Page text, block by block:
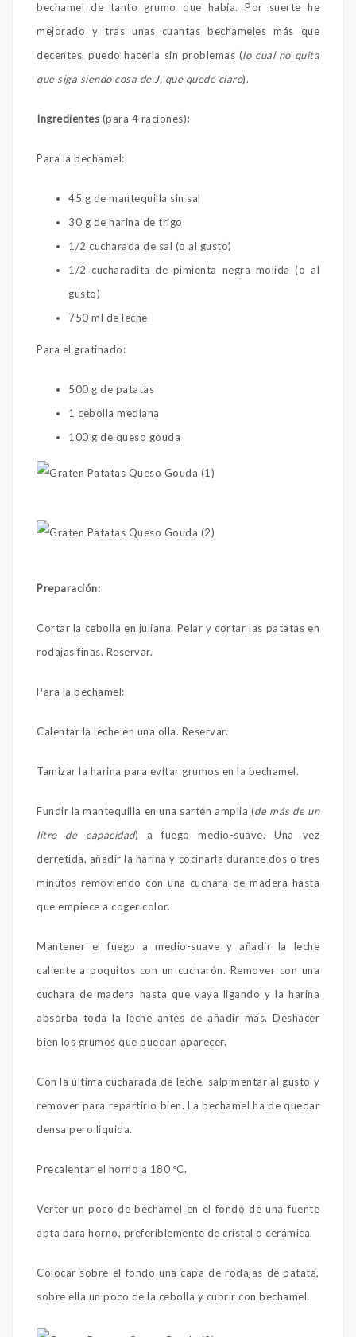
bechamel de tanto grumo que había. Por suerte he
mejorado y tras unas cuantas bechameles más que
decentes, puedo hacerla sin problemas (lo cual no quita
que siga siendo cosa de J, que quede claro).
Ingredientes (para 4 raciones):
Para la bechamel:
45 g de mantequilla sin sal
30 g de harina de trigo
1/2 cucharada de sal (o al gusto)
1/2 cucharadita de pimienta negra molida (o al
gusto)
750 ml de leche
Para el gratinado:
500 g de patatas
1 cebolla mediana
100 g de queso gouda
Preparación:
Cortar la cebolla en juliana. Pelar y cortar las patatas en
rodajas finas. Reservar.
Para la bechamel:
Calentar la leche en una olla. Reservar.
Tamizar la harina para evitar grumos en la bechamel.
Fundir la mantequilla en una sartén amplia (de más de un
litro de capacidad) a fuego medio-suave. Una vez
derretida, añadir la harina y cocinarla durante dos o tres
minutos removiendo con una cuchara de madera hasta
que empiece a coger color.
Mantener el fuego a medio-suave y añadir la leche
caliente a poquitos con un cucharón. Remover con una
cuchara de madera hasta que vaya ligando y la harina
absorba toda la leche antes de añadir más. Deshacer
bien los grumos que puedan aparecer.
Con la última cucharada de leche, salpimentar al gusto y
remover para repartirlo bien. La bechamel ha de quedar
densa pero líquida.
Precalentar el horno a 180 ºC.
Verter un poco de bechamel en el fondo de una fuente
apta para horno, preferiblemente de cristal o cerámica.
Colocar sobre el fondo una capa de rodajas de patata,
sobre ella un poco de la cebolla y cubrir con bechamel.